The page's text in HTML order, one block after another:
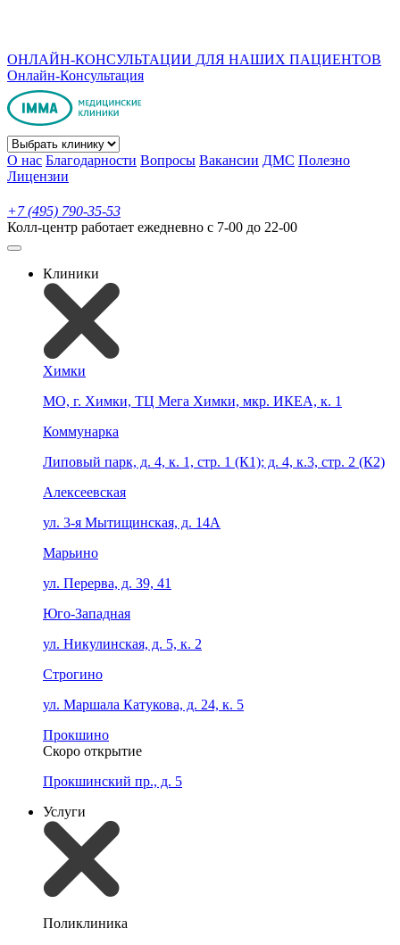
ОНЛАЙН-КОНСУЛЬТАЦИИ ДЛЯ НАШИХ ПАЦИЕНТОВ
Онлайн-Консультация
О нас Благодарности Вопросы Вакансии ДМС Полезно
Лицензии
+7 (495) 790-35-53
Колл-центр работает ежедневно с 7-00 до 22-00
Клиники
Химки
МО, г. Химки, ТЦ Мега Химки, мкр. ИКЕА, к. 1
Коммунарка
Липовый парк, д. 4, к. 1, стр. 1 (К1); д. 4, к.3, стр. 2 (К2)
Алексеевская
ул. 3-я Мытищинская, д. 14А
Марьино
ул. Перерва, д. 39, 41
Юго-Западная
ул. Никулинская, д. 5, к. 2
Строгино
ул. Маршала Катукова, д. 24, к. 5
Прокшино
Скоро открытие
Прокшинский пр., д. 5
Услуги
Поликлиника